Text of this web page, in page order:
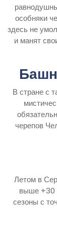
особняки
здесь не
и манят
В стране с
черепов
Летом в
выше +30
сезоны с